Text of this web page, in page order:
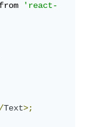
from 'react-
Text>;